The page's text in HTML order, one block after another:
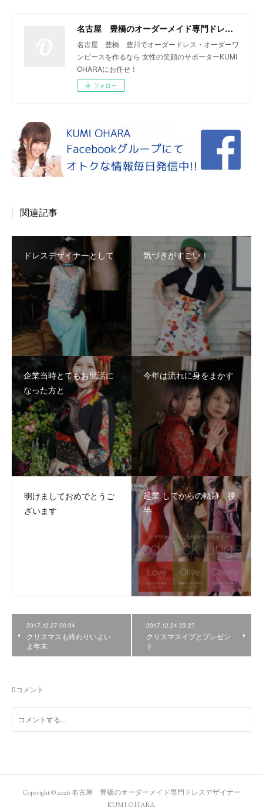
名古屋 豊橋のオーダーメイド専門ドレスデザイナー KUMI OHARA
名古屋 豊橋 豊川でオーダードレス・オーダーワ
ンピースを作るなら 女性の笑顔のサポーターKUMI
OHARAにお任せ！
フォロー
関連記事
ドレスデザイナーとして 気づきがすごい！
企業当時とてもお世話に
なった方と
今年は流れに身をまかす
明けましておめでとうご
ざいます
起業 してからの軌跡 後
半
2017.12.27 00:34
クリスマスも終わりいよい
よ年末
2017.12.24 23:27
クリスマスイブとプレゼン
ト
0コメント
Copyright ©2026名古屋 豊橋のオーダーメイド専門ドレスデザイナー
KUMI OHARA.